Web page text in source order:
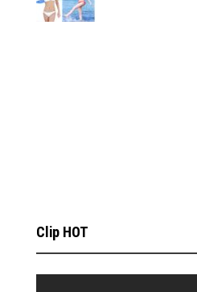
Clip HOT